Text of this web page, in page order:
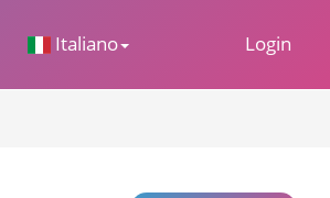
Italiano Login